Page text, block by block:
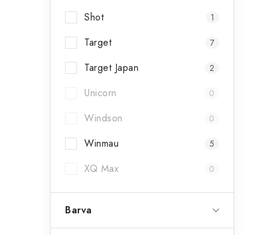
Shot 1
Target 7
Target Japan 2
Unicorn 0
Windson 0
Winmau 5
XQ Max 0
Barva